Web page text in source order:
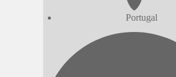
Portugal